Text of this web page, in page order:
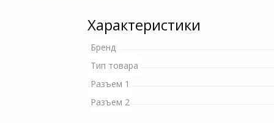
Характеристики
Бренд
Тип товара
Разъем 1
Разъем 2
Цифровые фоторамки
Товары для дачи и сада